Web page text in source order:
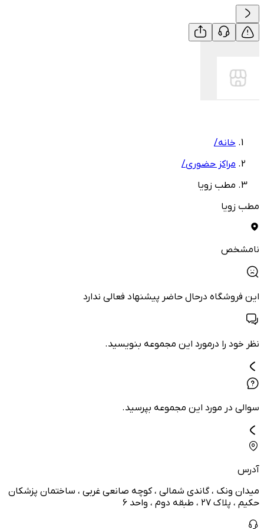
خانه/
مراکز حضوری/
مطب زویا
مطب زویا
نامشخص
این فروشگاه درحال حاضر پیشنهاد فعالی ندارد
نظر خود را درمورد این مجموعه بنویسید.
سوالی در مورد این مجموعه بپرسید.
آدرس
میدان ونک ، گاندی شمالی ، کوچه صانعی غربی ، ساختمان پزشکان
حکیم ، پلاک ۲۷ ، طبقه دوم ، واحد ۶